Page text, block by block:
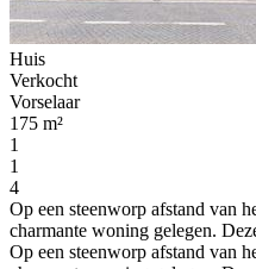
Huis
Verkocht
Vorselaar
175 m²
1
1
4
Op een steenworp afstand van
charmante woning gelegen.
Op een steenworp afstand van